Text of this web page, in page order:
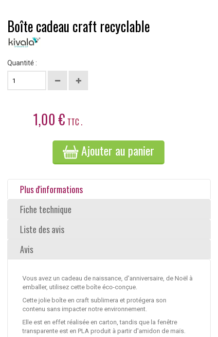
Boîte cadeau craft recyclable
Quantité :
1,00 € TTC .
Ajouter au panier
Plus d'informations
Fiche technique
Liste des avis
Avis
Vous avez un cadeau de naissance, d'anniversaire, de Noël à
emballer, utilisez cette boîte éco-conçue.
Cette jolie boîte en craft sublimera et protégera son
contenu sans impacter notre environnement.
Elle est en effet réalisée en carton, tandis que la fenêtre
transparente est en PLA produit à partir d'amidon de maïs.